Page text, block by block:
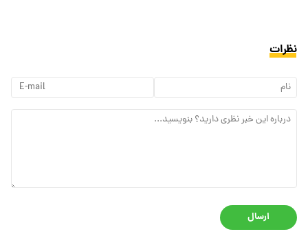
نظرات
ارسال